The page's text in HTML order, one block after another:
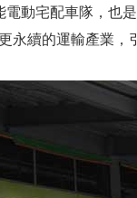
動宅配車隊，
續的運輸產業，